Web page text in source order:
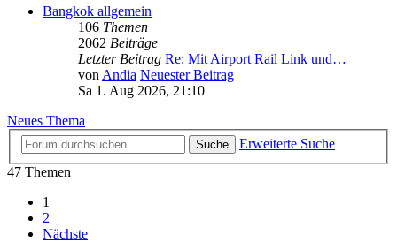
Bangkok allgemein
106 Themen
2062 Beiträge
Letzter Beitrag Re: Mit Airport Rail Link und…
von Andia Neuester Beitrag
Sa 1. Aug 2026, 21:10
Neues Thema
Suche
Erweiterte Suche
47 Themen
1
2
Nächste